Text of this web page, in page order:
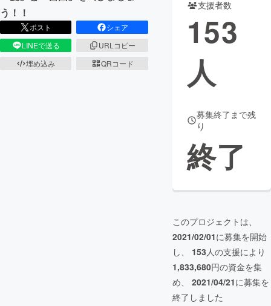
う！！
ポスト
シェア
LINEで送る
URLコピー
埋め込み
QRコード
支援者数
153
人
募集終了まで残
り
終了
このプロジェクトは、
2021/02/01に募集を開始
し、 153人の支援により
1,833,680円の資金を集
め、 2021/04/21に募集を
終了しました